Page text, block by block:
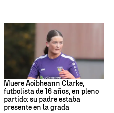
Muere Aoibheann Clarke,
futbolista de 16 años, en pleno
partido: su padre estaba
presente en la grada